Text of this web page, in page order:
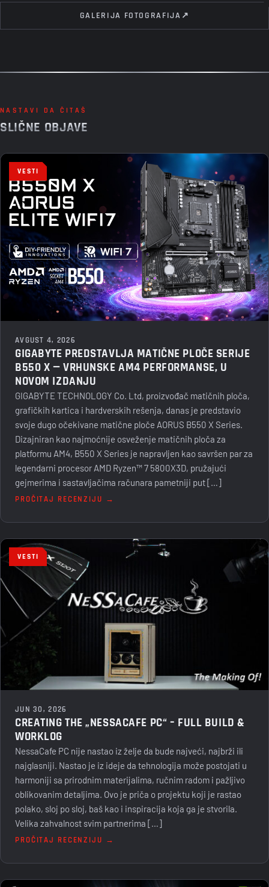
GALERIJA FOTOGRAFIJA ↗
NASTAVI DA ČITAŠ
SLIČNE OBJAVE
VESTI
AVGUST 4, 2026
GIGABYTE PREDSTAVLJA MATIČNE PLOČE SERIJE
B550 X — VRHUNSKE AM4 PERFORMANSE, U
NOVOM IZDANJU
GIGABYTE TECHNOLOGY Co. Ltd, proizvođač matičnih ploča,
grafičkih kartica i hardverskih rešenja, danas je predstavio
svoje dugo očekivane matične ploče AORUS B550 X Series.
Dizajniran kao najmoćnije osveženje matičnih ploča za
platformu AM4, B550 X Series je napravljen kao savršen par za
legendarni procesor AMD Ryzen™ 7 5800X3D, pružajući
gejmerima i sastavljačima računara pametniji put […]
PROČITAJ RECENZIJU →
VESTI
JUN 30, 2026
CREATING THE „NESSACAFE PC“ – FULL BUILD &
WORKLOG
NessaCafe PC nije nastao iz želje da bude najveći, najbrži ili
najglasniji. Nastao je iz ideje da tehnologija može postojati u
harmoniji sa prirodnim materijalima, ručnim radom i pažljivo
oblikovanim detaljima. Ovo je priča o projektu koji je rastao
polako, sloj po sloj, baš kao i inspiracija koja ga je stvorila.
Velika zahvalnost svim partnerima […]
PROČITAJ RECENZIJU →